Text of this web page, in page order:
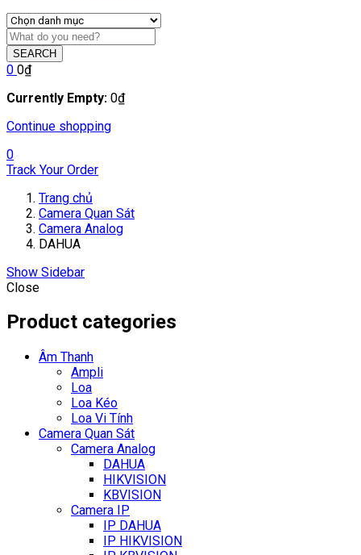
SEARCH
0 0₫
Currently Empty: 0₫
Continue shopping
0
Track Your Order
Trang chủ
Camera Quan Sát
Camera Analog
DAHUA
Show Sidebar
Close
Product categories
Âm Thanh
Ampli
Loa
Loa Kéo
Loa Vi Tính
Camera Quan Sát
Camera Analog
DAHUA
HIKVISION
KBVISION
Camera IP
IP DAHUA
IP HIKVISION